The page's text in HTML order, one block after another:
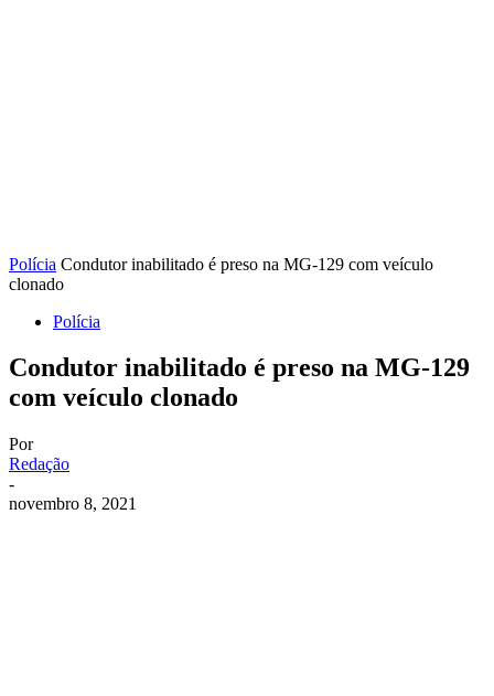
Polícia Condutor inabilitado é preso na MG-129 com veículo
clonado
Polícia
Condutor inabilitado é preso na MG-129
com veículo clonado
Por
Redação
-
novembro 8, 2021